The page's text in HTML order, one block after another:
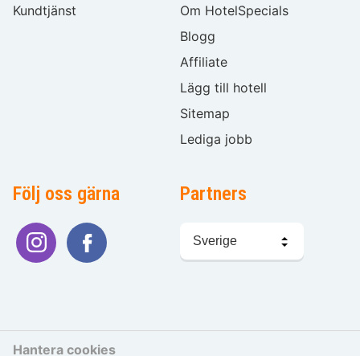
Kundtjänst
Om HotelSpecials
Blogg
Affiliate
Lägg till hotell
Sitemap
Lediga jobb
Följ oss gärna Partners
språk
Hantera cookies